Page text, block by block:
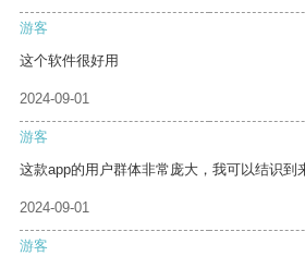
游客
这个软件很好用
2024-09-01
游客
这款app的用户群体非常庞大，我可以结识到
2024-09-01
游客